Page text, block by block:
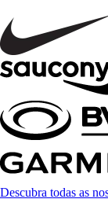
Descubra todas as